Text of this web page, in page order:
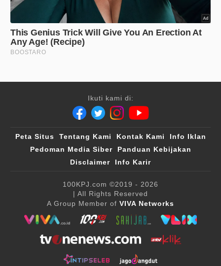
Ikuti kami di:
Peta Situs Tentang Kami Kontak Kami
Info Iklan
Pedoman Media Siber
Panduan Kebijakan
Disclaimer
Info Karir
100KPJ.com ©2019 - 2026
| All Rights Reserved
A Group Member of VIVA Networks